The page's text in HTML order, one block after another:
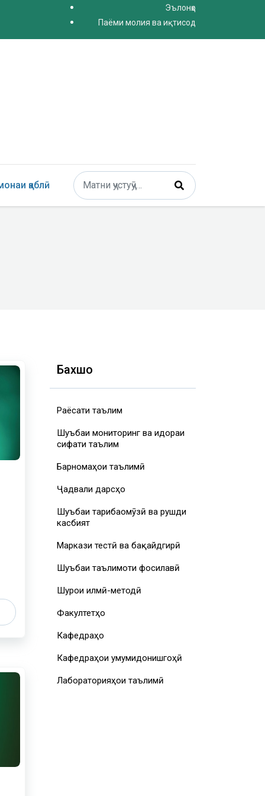
Эълонҳо
Паёми молия ва иқтисод
қаблӣ
Поиск
Type 2 or more characters for results.
Бахшҳо
Раёсати таълим
Шуъбаи мониторинг ва идораи
сифати таълим
Барномаҳои таълимӣ
Ҷадвали дарсҳо
Шуъбаи таҷрибаомӯзӣ ва рушди
касбият
Маркази тестӣ ва бақайдгирӣ
Шуъбаи таълимоти фосилавӣ
Шурои илмӣ-методӣ
Факултетҳо
Кафедраҳо
Кафедраҳои умумидонишгоҳӣ
Лабораторияҳои таълимӣ